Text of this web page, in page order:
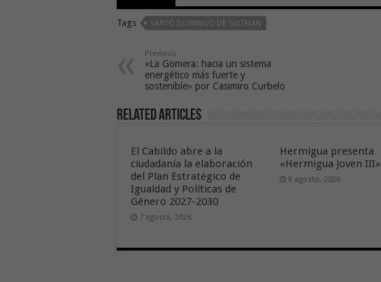
Tags SANTO DOMINGO DE GUZMÁN
Previous
«La Gomera: hacia un sistema
energético más fuerte y
sostenible» por Casimiro Curbelo
Related Articles
El Cabildo abre a la
ciudadanía la elaboración
del Plan Estratégico de
Igualdad y Políticas de
Género 2027-2030
7 agosto, 2026
Hermigua presenta
«Hermigua Joven III»
6 agosto, 2026